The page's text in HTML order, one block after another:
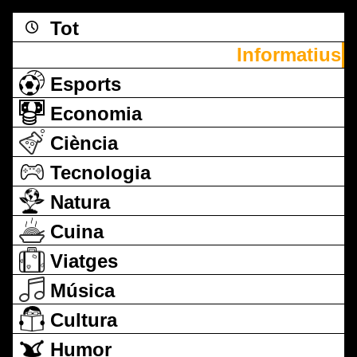
Tot
Informatius
Esports
Economia
Ciència
Tecnologia
Natura
Cuina
Viatges
Música
Cultura
Humor